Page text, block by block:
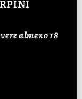
almeno 18